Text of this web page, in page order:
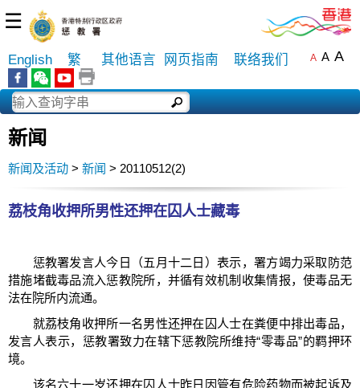
☰
English 繁 其他语言 网页指南 联络我们 A A A
新闻
新闻及活动 > 新闻 > 20110512(2)
荔枝角收押所男性还押在囚人士藏毒
惩教署发言人今日（五月十二日）表示，署方竭力采取防范
措施堵截毒品流入惩教院所，并循有效机制收集情报，使毒品无
法在院所内流通。
就荔枝角收押所一名男性还押在囚人士在粪便中排出毒品，
发言人表示，惩教署致力在辖下惩教院所维持“零毒品”的羁押环
境。
该名六十一岁还押在囚人士昨日因管有危险药物而被起诉及